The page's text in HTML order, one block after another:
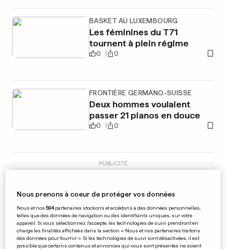
BASKET AU LUXEMBOURG
Les féminines du T71
tournent à plein régime
0 0
FRONTIÈRE GERMANO-SUISSE
Deux hommes voulaient
passer 21 pianos en douce
0 0
PUBLICITÉ
Nous prenons à coeur de protéger vos données
Nous et nos594partenaires stockons et accédons à des données personnelles,
telles que des données de navigation ou des identifiants uniques, sur votre
appareil. Si vous sélectionnez J'accepte, les technologies de suivi prendront en
charge les finalités affichées dans la section « Nous et nos partenaires traitons
des données pour fournir ». Si les technologies de suivi sont désactivées, il est
possible que certains contenus et annonces qui vous sont présentés ne soient